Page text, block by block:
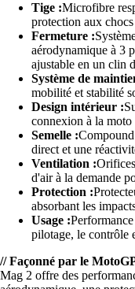
Tige :Microfibre
protection aux
Fermeture :
aérodynamique à 3
ajustable en un clin
Système de
mobilité et stabilité
Design intérieur :
connexion à la moto
Semelle :
direct et une
Ventilation :
d'air à la demande
Protection :
absorbant les
Usage :
pilotage, le contrôle
// Façonné par le
Mag 2 offre des